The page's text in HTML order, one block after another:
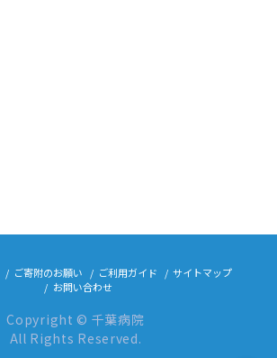
ご寄附のお願い ご利用ガイド
サイトマップ
お問い合わせ
Copyright © 千葉病院
All Rights Reserved.